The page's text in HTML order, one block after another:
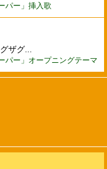
パー」挿入歌
ザグ...
パー」オープニングテーマ